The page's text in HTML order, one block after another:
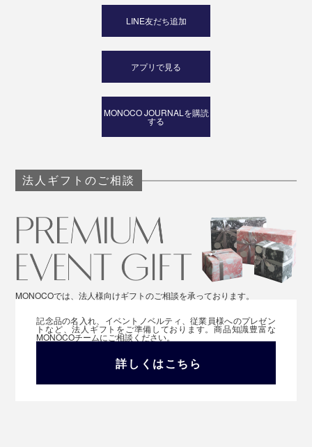
LINE友だち追加
アプリで見る
MONOCO JOURNALを購読
する
法人ギフトのご相談
MONOCOでは、法人様向けギフトのご相談を承っております。
記念品の名入れ、イベントノベルティ、従業員様へのプレゼン
トなど、法人ギフトをご準備しております。商品知識豊富な
MONOCOチームにご相談ください。
詳しくはこちら